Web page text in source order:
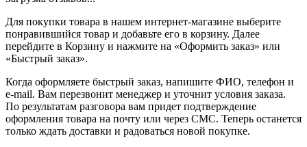
Для покупки товара в нашем интернет-магазине выберите
понравившийся товар и добавьте его в корзину. Далее
перейдите в Корзину и нажмите на «Оформить заказ» или
«Быстрый заказ».
Когда оформляете быстрый заказ, напишите ФИО, телефон и
e-mail. Вам перезвонит менеджер и уточнит условия заказа.
По результатам разговора вам придет подтверждение
оформления товара на почту или через СМС. Теперь останется
только ждать доставки и радоваться новой покупке.